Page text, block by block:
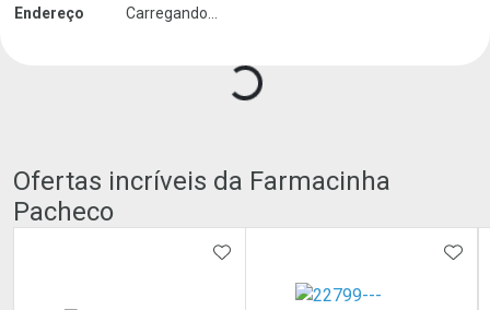
Endereço Carregando...
Ofertas incríveis da Farmacinha
Pacheco
ADICIONAR AOS FAVORITOS